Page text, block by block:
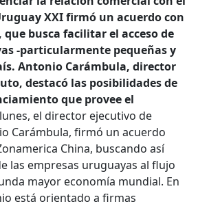
XXI firmó un acuerdo con
busca facilitar el acceso de
-particularmente pequeñas y
Antonio Carámbula, director
destacó las posibilidades de
que provee el
el director ejecutivo de
Carámbula, firmó un acuerdo
China, buscando así
las empresas uruguayas al flujo
mayor economía mundial. En
está orientado a firmas